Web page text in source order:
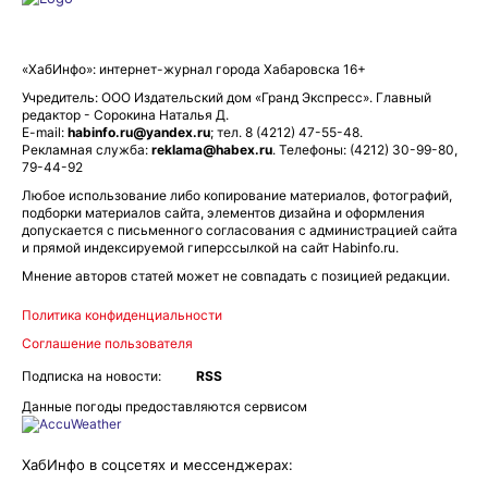
«ХабИнфо»: интернет-журнал города Хабаровска 16+
Учредитель: ООО Издательский дом «Гранд Экспресс». Главный
редактор - Сорокина Наталья Д.
E-mail: habinfo.ru@yandex.ru; тел. 8 (4212) 47-55-48.
Рекламная служба: reklama@habex.ru. Телефоны: (4212) 30-99-80,
79-44-92
Любое использование либо копирование материалов, фотографий,
подборки материалов сайта, элементов дизайна и оформления
допускается с письменного согласования с администрацией сайта
и прямой индексируемой гиперссылкой на сайт Habinfo.ru.
Мнение авторов статей может не совпадать с позицией редакции.
Политика конфиденциальности
Соглашение пользователя
Подписка на новости:
RSS
Данные погоды предоставляются сервисом
ХабИнфо в соцсетях и мессенджерах: